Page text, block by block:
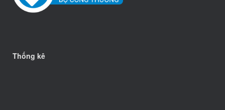
Thống kê